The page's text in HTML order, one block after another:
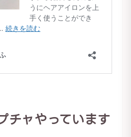
チャやっています